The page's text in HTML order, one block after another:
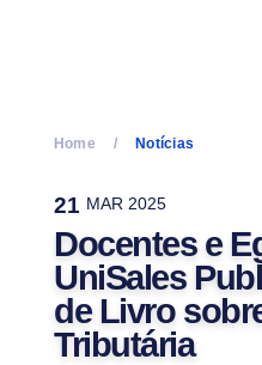
Home Notícias
21 MAR 2025
Docentes e
UniSales
de Livro
Tributária